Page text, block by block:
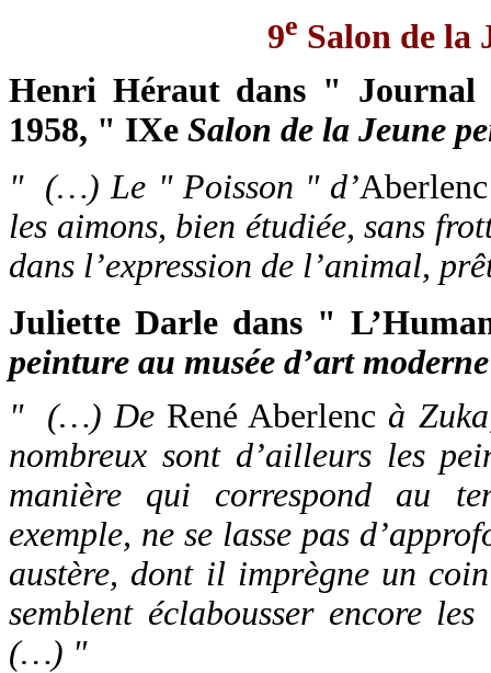
9e Salon de la
Henri Héraut dans "
1958, " IXe Salon de la Jeune
" (…) Le " Poisson " d’Aberlenc
les aimons, bien étudiée, sans
dans l’expression de l’animal,
Juliette Darle dans "
peinture au musée d’art moderne
" (…) De René Aberlenc à
nombreux sont d’ailleurs les
manière qui correspond au
exemple, ne se lasse pas
austère, dont il imprègne un
semblent éclabousser encore
(…) "